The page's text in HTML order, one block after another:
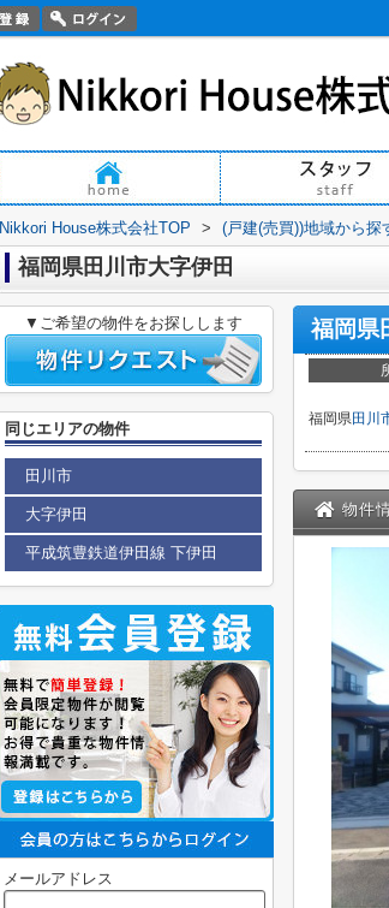
Nikkori House株式会社TOP > (戸建(売買))地域から探
福岡県田川市大字伊田
福岡県
福岡県田川
物件
▼ご希望の物件をお探しします
同じエリアの物件
田川市
大字伊田
平成筑豊鉄道伊田線 下伊田
メールアドレス